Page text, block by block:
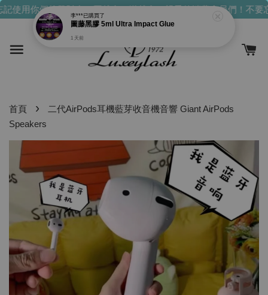
使用你們的發財金！買越多，送越多！親愛的消費會員們！不要
首頁 ›
二代AirPods耳機藍芽收音機音響 Giant AirPods
Speakers
李***已購買了
圖藤黑膠 5ml Ultra Impact Glue
1 天前